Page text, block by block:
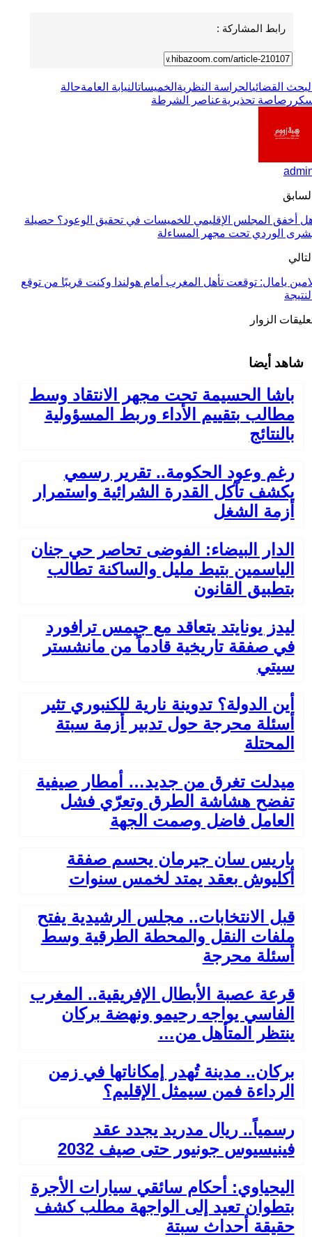
رابط المشاركة :
القضائيالحراسة النظرية الخميساتالنيابة العامةحالة
رصاصة تحذيريةعناصر الشرطة
أخفق المجلس الإقليمي للخميسات في تحقيق الوعود؟ حصيلة
الوردي تحت مجهر المساءلة
يامال: توقعت تأهل المغرب أمام هولندا وكنت قريبًا من توقع
الزوار
شاهد أيضا
باشا الحسيمة تحت مجهر الانتقاد وسط
مطالب بتقييم الأداء وربط المسؤولية
بالنتائج
رغم وعود الحكومة.. تقرير رسمي
يكشف تآكل القدرة الشرائية واستمرار
أزمة الشغل
الدار البيضاء: الفوضى تحاصر حي جنان
الياسمين بتيط مليل والساكنة تطالب
بتطبيق القانون
ليدز يونايتد يتعاقد مع جيمس ترافورد
في صفقة تاريخية قادماً من مانشستر
سيتي
أين الدولة؟ تدوينة نارية للكنبوري تثير
أسئلة محرجة حول تدبير أزمة سبتة
المحتلة
ميدلت تغرق من جديد… أمطار صيفية
تفضح هشاشة الطرق وتعرّي فشل
العامل فاضل وصمت الجهة
باريس سان جيرمان يحسم صفقة
أكليوش بعقد يمتد لخمس سنوات
قبل الانتخابات.. مجلس الرشيدية يفتح
ملفات النقل والمحطة الطرقية وسط
أسئلة محرجة
قرعة عصبة الأبطال الإفريقية.. المغرب
الفاسي يواجه رحيمو ونهضة بركان
ينتظر المتأهل من…
بركان.. مدينة تُهدر إمكاناتها في زمن
الرداءة فمن سيمثل الإقليم؟
رسمياً.. ريال مدريد يجدد عقد
فينيسيوس جونيور حتى صيف 2032
اليحياوي: أحكام سائقي سيارات الأجرة
بتطوان تعيد إلى الواجهة مطلب كشف
حقيقة أحداث سبتة